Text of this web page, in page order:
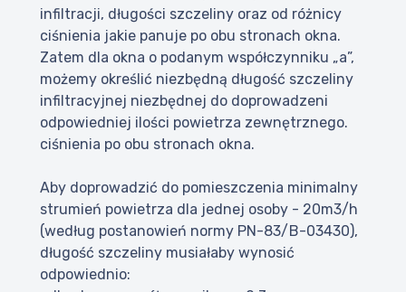
infiltracji, długości szczeliny oraz od różnicy
ciśnienia jakie panuje po obu stronach okna.
Zatem dla okna o podanym współczynniku „a”,
możemy określić niezbędną długość szczeliny
infiltracyjnej niezbędnej do doprowadzeni
odpowiedniej ilości powietrza zewnętrznego.
ciśnienia po obu stronach okna.
Aby doprowadzić do pomieszczenia minimalny
strumień powietrza dla jednej osoby - 20m3/h
(według postanowień normy PN-83/B-03430),
długość szczeliny musiałaby wynosić
odpowiednio: